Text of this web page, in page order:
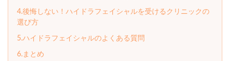
4.後悔しない！ハイドラフェイシャルを受けるクリニックの
選び方
5.ハイドラフェイシャルのよくある質問
6.まとめ